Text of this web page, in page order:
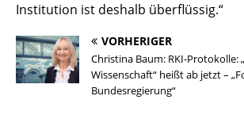
Institution ist deshalb überflüssig.“
VORHERIGER
Christina Baum: RKI-Protokolle:
Wissenschaft“ heißt ab jetzt –
Bundesregierung“